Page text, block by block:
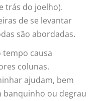
trás do joelho).
de se levantar
são abordadas.
causa
colunas.
ajudam, bem
banquinho ou degrau